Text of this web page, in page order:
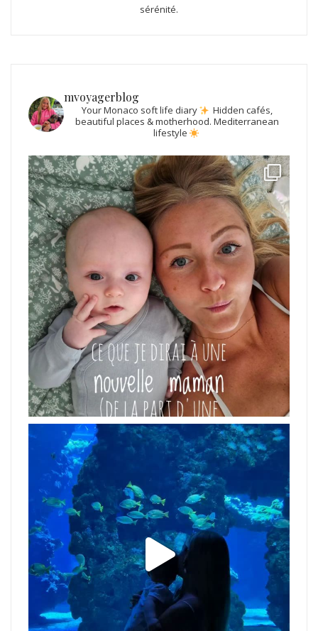
sérénité.
mvoyagerblog
Your Monaco soft life diary
Hidden cafés,
beautiful places & motherhood. Mediterranean
lifestyle